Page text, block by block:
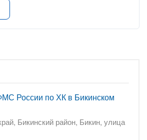
России по ХК в Бикинском
Бикинский район, Бикин, улица